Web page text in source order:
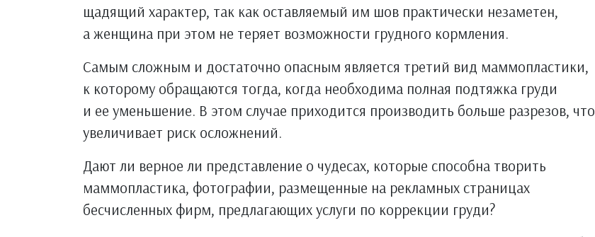
щадящий характер, так как оставляемый им шов практически незаметен,
а женщина при этом не теряет возможности грудного кормления.
Самым сложным и достаточно опасным является третий вид маммопластики,
к которому обращаются тогда, когда необходима полная подтяжка груди
и ее уменьшение. В этом случае приходится производить больше разрезов, что
увеличивает риск осложнений.
Дают ли верное ли представление о чудесах, которые способна творить
маммопластика, фотографии, размещенные на рекламных страницах
бесчисленных фирм, предлагающих услуги по коррекции груди?